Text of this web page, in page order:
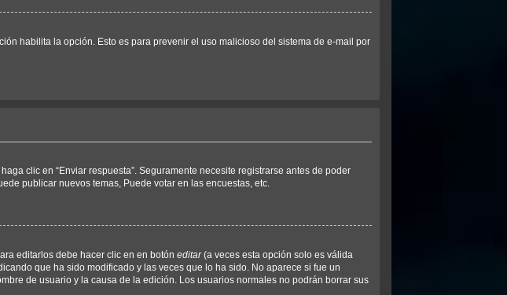
habilita la opción. Esto es para prevenir el uso malicioso del sistema de e-mail por
clic en “Enviar respuesta”. Seguramente necesite registrarse antes de poder
publicar nuevos temas, Puede votar en las encuestas, etc.
editarlos debe hacer clic en en botón editar(a veces esta opción solo es válida
que ha sido modificado y las veces que lo ha sido. No aparece si fue un
de usuario y la causa de la edición. Los usuarios normales no podrán borrar sus